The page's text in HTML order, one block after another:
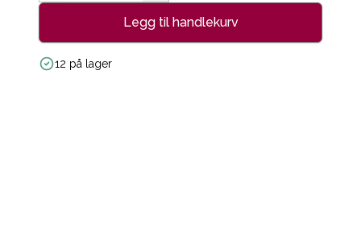
Legg til handlekurv
12 på lager